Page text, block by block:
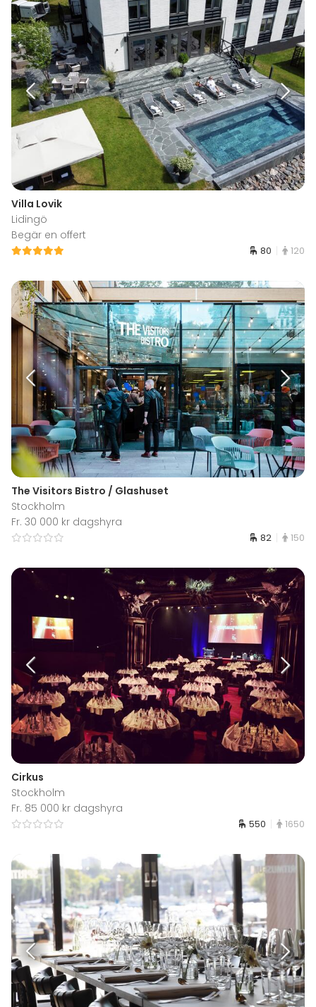
Villa Lovik
Lidingö
Begär en offert
80 120
The Visitors Bistro / Glashuset
Stockholm
Fr. 30 000 kr dagshyra
82 150
Cirkus
Stockholm
Fr. 85 000 kr dagshyra
550 1650